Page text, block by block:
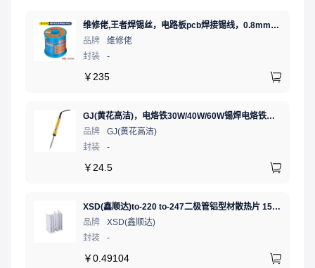
维修佬,王者焊锡丝，电路板pcb焊接锡线，0.8mm800g,1个
品牌
维修佬
封装
-
￥ 235
GJ(黄花高洁)，电烙铁30W/40W/60W锡焊电烙铁焊接工具电焊笔手机电子维修（内热35W），NO.435(35W)
品牌
GJ(黄花高洁)
封装
-
￥ 24.5
XSD(鑫顺达)to-220 to-247二极管铝型材散热片 15.5*10.5*21 本色带针大功率电子散热器（可定制）
品牌
XSD(鑫顺达)
封装
-
￥0.49104